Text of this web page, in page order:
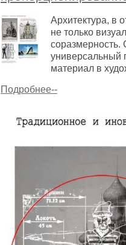
Архитектура, в
не только
универсальный
материал в
Подробнее--